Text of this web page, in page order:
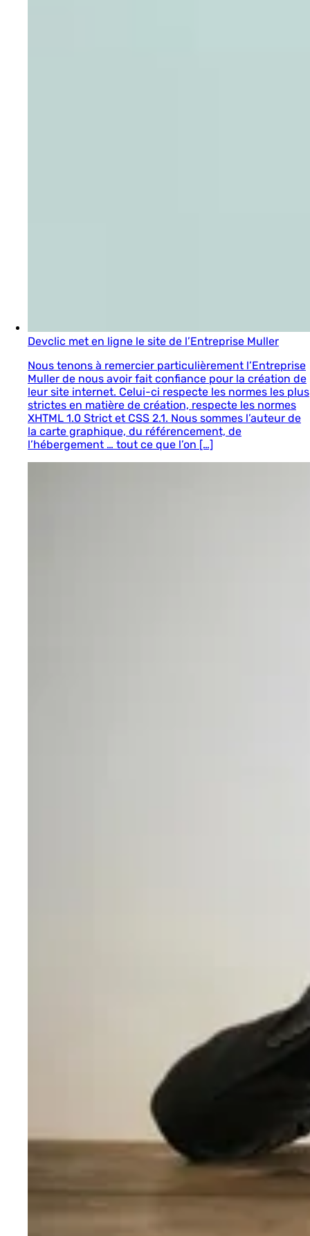
Devclic met en ligne le site de l’Entreprise Muller
Nous tenons à remercier particulièrement l’Entreprise
Muller de nous avoir fait confiance pour la création de
leur site internet. Celui-ci respecte les normes les plus
strictes en matière de création, respecte les normes
XHTML 1.0 Strict et CSS 2.1. Nous sommes l’auteur de
la carte graphique, du référencement, de
l’hébergement … tout ce que l’on […]